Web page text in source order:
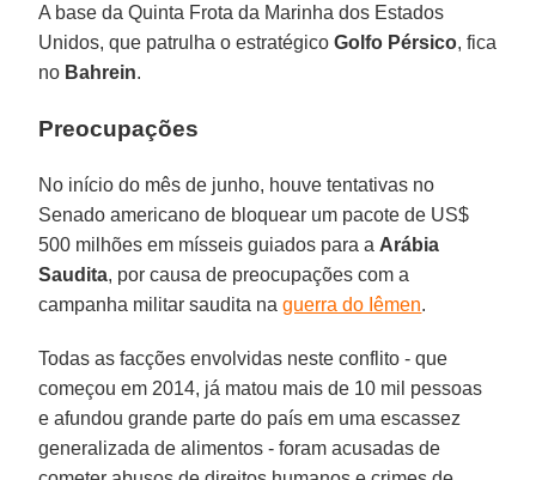
A base da Quinta Frota da Marinha dos Estados
Unidos, que patrulha o estratégicoGolfo Pérsico, fica
no Bahrein.
Preocupações
No início do mês de junho, houve tentativas no
Senado americano de bloquear um pacote de US$
500 milhões em mísseis guiados para a Arábia
Saudita, por causa de preocupações com a
campanha militar saudita naguerra do Iêmen.
Todas as facções envolvidas neste conflito - que
começou em 2014, já matou mais de 10 mil pessoas
e afundou grande parte do país em uma escassez
generalizada de alimentos - foram acusadas de